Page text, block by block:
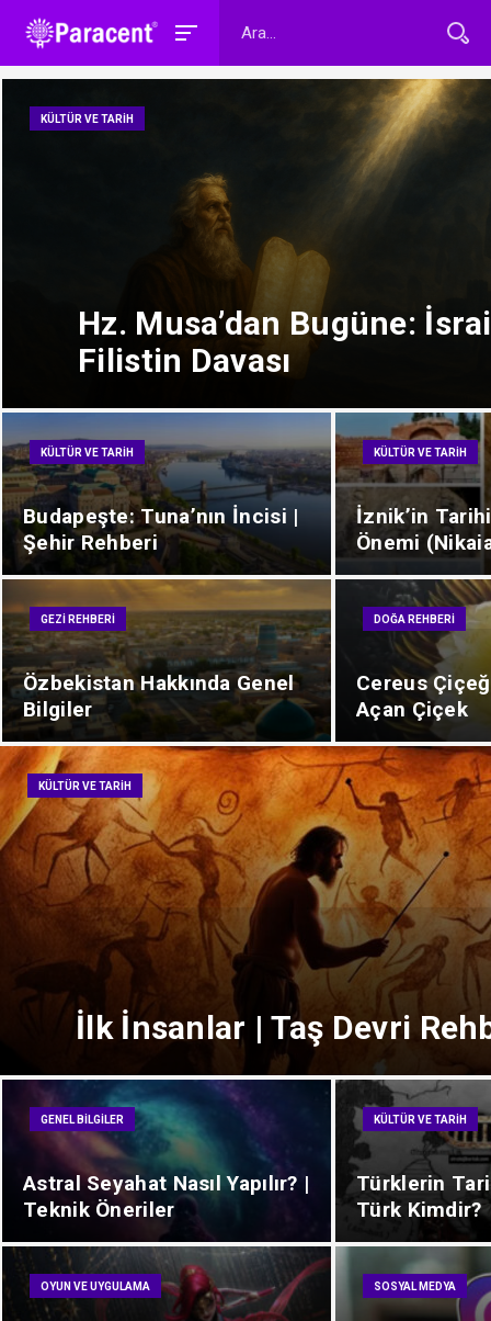
Hz. Musa’dan Bugüne:
Filistin Davası
KÜLTÜR VE TARIH
Budapeşte: Tuna’nın İncisi |
Şehir Rehberi
KÜLTÜR VE TARIH
İznik’in
Önemi
KÜLTÜR VE TARIH
Özbekistan Hakkında Genel
Bilgiler
GEZI REHBERI
Cereus
Açan Çiçek
DOĞA REHBERI
İlk İnsanlar | Taş Devri
KÜLTÜR VE TARIH
Astral Seyahat Nasıl Yapılır? |
Teknik Öneriler
GENEL BILGILER
Türklerin
Türk Kimdir?
KÜLTÜR VE TARIH
OYUN VE UYGULAMA SOSYAL MEDYA